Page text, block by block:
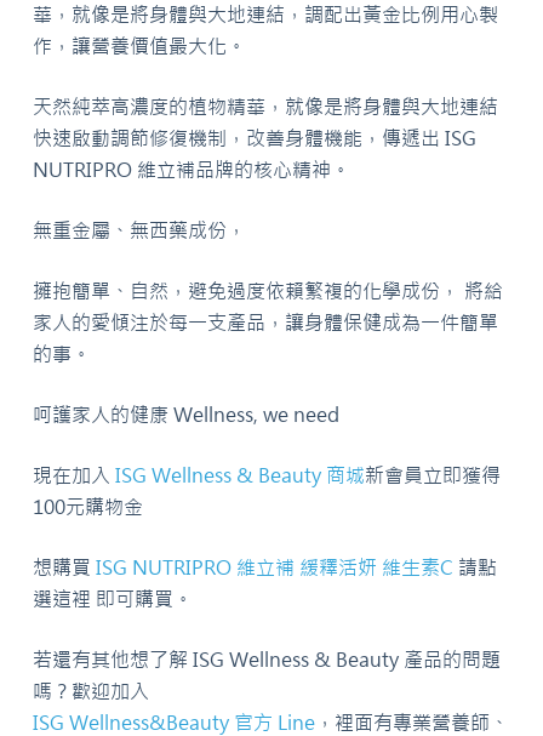
華，就像是將身體與大地連結，調配出黃金比例用心製
作，讓營養價值最大化。
天然純萃高濃度的植物精華，就像是將身體與大地連結
快速啟動調節修復機制，改善身體機能，傳遞出 ISG
NUTRIPRO 維立補品牌的核心精神。
無重金屬、無西藥成份，
擁抱簡單、自然，避免過度依賴繁複的化學成份， 將給
家人的愛傾注於每一支產品，讓身體保健成為一件簡單
的事。
呵護家人的健康 Wellness, we need
現在加入 ISG Wellness & Beauty 商城新會員立即獲得
100元購物金
想購買 ISG NUTRIPRO 維立補 緩釋活妍 維生素C 請點
選這裡 即可購買。
若還有其他想了解 ISG Wellness & Beauty 產品的問題
嗎？歡迎加入
ISG Wellness&Beauty 官方 Line，裡面有專業營養師、